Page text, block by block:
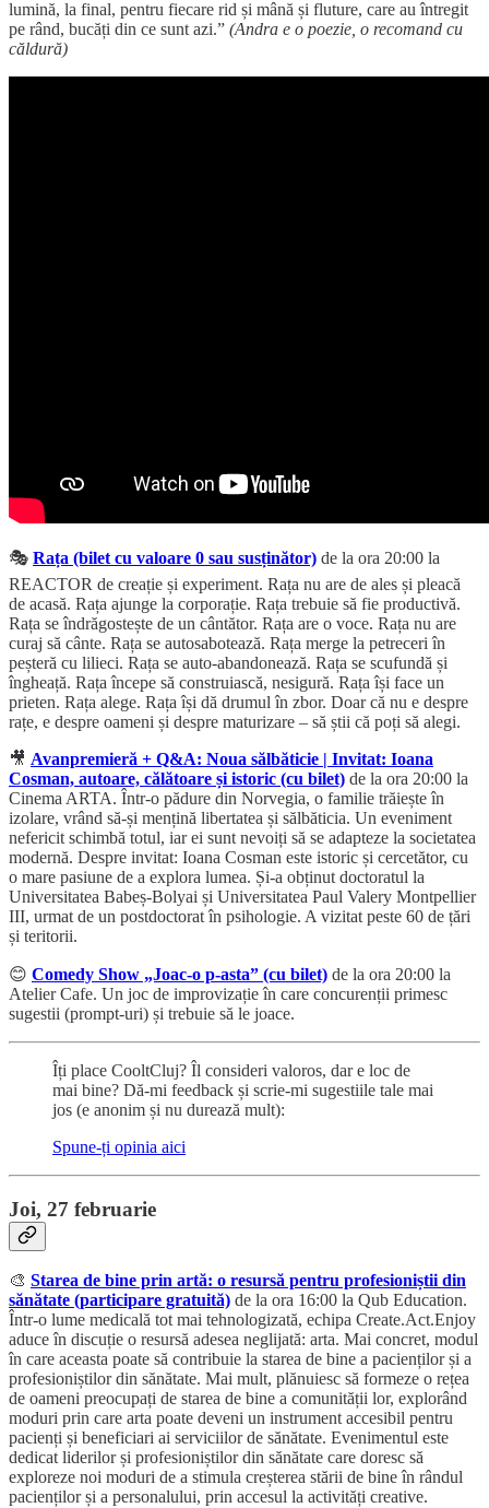
lumină, la final, pentru fiecare rid și mână și fluture, care au întregit
pe rând, bucăți din ce sunt azi.” (Andra e o poezie, o recomand cu
căldură)
🎭 Rața (bilet cu valoare 0 sau susținător) de la ora 20:00 la
REACTOR de creație și experiment. Rața nu are de ales și pleacă
de acasă. Rața ajunge la corporație. Rața trebuie să fie productivă.
Rața se îndrăgostește de un cântător. Rața are o voce. Rața nu are
curaj să cânte. Rața se autosabotează. Rața merge la petreceri în
peșteră cu lilieci. Rața se auto-abandonează. Rața se scufundă și
îngheață. Rața începe să construiască, nesigură. Rața își face un
prieten. Rața alege. Rața își dă drumul în zbor. Doar că nu e despre
rațe, e despre oameni și despre maturizare – să știi că poți să alegi.
🎥 Avanpremieră + Q&A: Noua sălbăticie | Invitat: Ioana
Cosman, autoare, călătoare și istoric (cu bilet) de la ora 20:00 la
Cinema ARTA. Într-o pădure din Norvegia, o familie trăiește în
izolare, vrând să-și mențină libertatea și sălbăticia. Un eveniment
nefericit schimbă totul, iar ei sunt nevoiți să se adapteze la societatea
modernă. Despre invitat: Ioana Cosman este istoric și cercetător, cu
o mare pasiune de a explora lumea. Și-a obținut doctoratul la
Universitatea Babeș-Bolyai și Universitatea Paul Valery Montpellier
III, urmat de un postdoctorat în psihologie. A vizitat peste 60 de țări
și teritorii.
😊 Comedy Show „Joac-o p-asta” (cu bilet) de la ora 20:00 la
Atelier Cafe. Un joc de improvizație în care concurenții primesc
sugestii (prompt-uri) și trebuie să le joace.
Îți place CooltCluj? Îl consideri valoros, dar e loc de
mai bine? Dă-mi feedback și scrie-mi sugestiile tale mai
jos (e anonim și nu durează mult):
Spune-ți opinia aici
Joi, 27 februarie
🎨 Starea de bine prin artă: o resursă pentru profesioniștii din
sănătate (participare gratuită) de la ora 16:00 la Qub Education.
Într-o lume medicală tot mai tehnologizată, echipa Create.Act.Enjoy
aduce în discuție o resursă adesea neglijată: arta. Mai concret, modul
în care aceasta poate să contribuie la starea de bine a pacienților și a
profesioniștilor din sănătate. Mai mult, plănuiesc să formeze o rețea
de oameni preocupați de starea de bine a comunității lor, explorând
moduri prin care arta poate deveni un instrument accesibil pentru
pacienți și beneficiari ai serviciilor de sănătate. Evenimentul este
dedicat liderilor și profesioniștilor din sănătate care doresc să
exploreze noi moduri de a stimula creșterea stării de bine în rândul
pacienților și a personalului, prin accesul la activități creative.